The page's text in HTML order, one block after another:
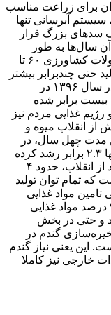
برای زراعت مناسب
سیستم آبرسانی تنها
سدهای بزرگ قرار
سال‌ها به طور
میانگین تنها ۲ درصد بود. اما اینک رشد محصولات کشاورزی ۶۰ تا
حتی چندبرابر بیشتر
شده است. تولید محصولات باغی کشور نیز در سال ۱۳۹۶ در
سال، بیست برابر شده
غذایی مردم نیز
دوران پیش از انقلاب میوه و
مدت چهل سال، در
سطح جهان، میزان مصرف میوه و سبزی تنها ۲.۳ برابر رشد کرده
یعنی رشد مصرف میوه و سبزی در ایران بعد از انقلاب، حدود ۴
که تمام توان تولید
تامین مواد غذایی
برای نیاز ۳۳ روز کشور را داشت اما اینک ۹۰ درصد مواد غذایی
و حتی در بخش
گندم در
این یعنی نیاز گندم
خارجی نیز کاملا